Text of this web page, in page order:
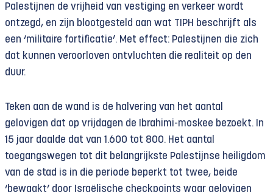
Palestijnen de vrijheid van vestiging en verkeer wordt
ontzegd, en zijn blootgesteld aan wat TIPH beschrijft als
een ‘militaire fortificatie’. Met effect: Palestijnen die zich
dat kunnen veroorloven ontvluchten die realiteit op den
duur.
Teken aan de wand is de halvering van het aantal
gelovigen dat op vrijdagen de Ibrahimi-moskee bezoekt. In
15 jaar daalde dat van 1.600 tot 800. Het aantal
toegangswegen tot dit belangrijkste Palestijnse heiligdom
van de stad is in die periode beperkt tot twee, beide
‘bewaakt’ door Israëlische checkpoints waar gelovigen